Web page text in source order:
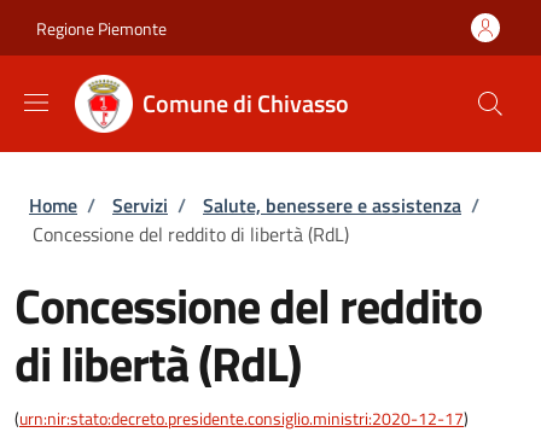
Regione Piemonte
Comune di Chivasso
Briciole di pane
Home / Servizi / Salute, benessere e assistenza /
Concessione del reddito di libertà (RdL)
Concessione del reddito
di libertà (RdL)
(urn:nir:stato:decreto.presidente.consiglio.ministri:2020-12-17)